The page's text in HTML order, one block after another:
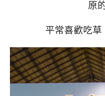
原
平常喜歡吃草